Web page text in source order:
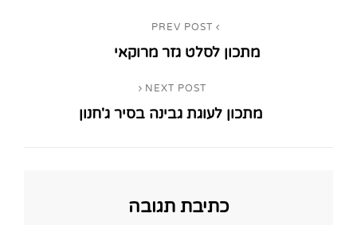
PREV POST
מתכון לסלט גזר מרוקאי
NEXT POST
מתכון לעוגת גבינה בסיר ג'חנון
כתיבת תגובה